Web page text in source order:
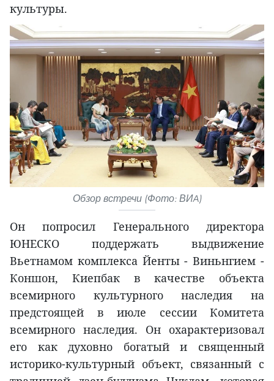
культуры.
Обзор встречи (Фото: ВИA)
Он попросил Генерального директора
ЮНЕСКО поддержать выдвижение
Вьетнамом комплекса Йенты - Виньнгием -
Коншон, Киепбак в качестве объекта
всемирного культурного наследия на
предстоящей в июле сессии Комитета
всемирного наследия. Он охарактеризовал
его как духовно богатый и священный
историко-культурный объект, связанный с